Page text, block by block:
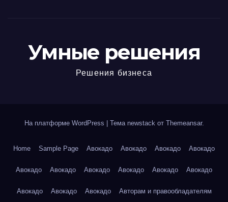
Умные решения
Решения бизнеса
На платформе WordPress Тема newstack от Themeansar.
Home Sample Page Авокадо Авокадо Авокадо Авокадо
Авокадо Авокадо Авокадо Авокадо Авокадо Авокадо
Авокадо Авокадо Авокадо Авторам и правообладателям